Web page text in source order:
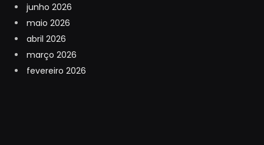
junho 2026
maio 2026
abril 2026
março 2026
fevereiro 2026